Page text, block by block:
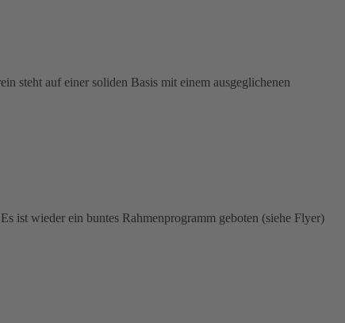
steht auf einer soliden Basis mit einem ausgeglichenen
ist wieder ein buntes Rahmenprogramm geboten (siehe Flyer)